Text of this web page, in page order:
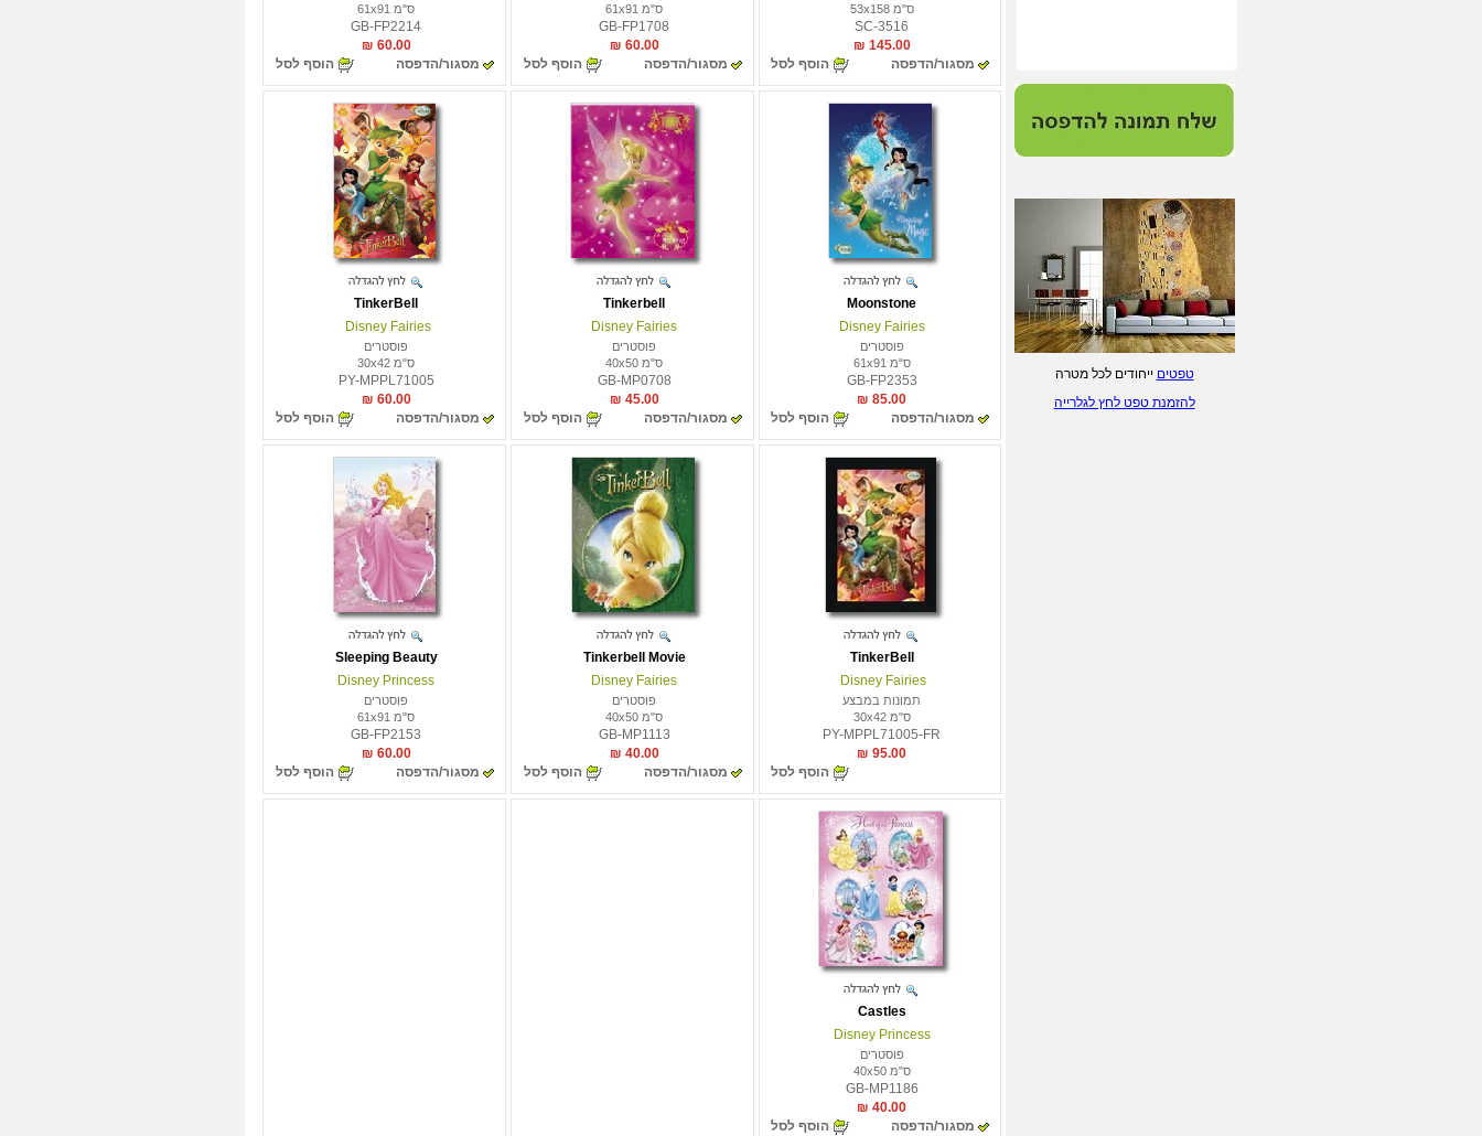
וסימולציה - לחץ/י לפרטים.
ישראלים - לחץ/י לפרטים.
הדפסת טפטים מעוצבים - לחץ/י
לפרטים
טפטים ייחודים לכל מטרה
להזמנת טפט לחץ לגלרייה
ס"מ 53x158
SC-3516
145.00 ₪
מסגור/הדפסה
הוסף לסל
ס"מ 61x91
GB-FP1708
60.00 ₪
מסגור/הדפסה
הוסף לסל
ס"מ 61x91
GB-FP2214
60.00 ₪
מסגור/הדפסה
הוסף לסל
Moonstone
Disney Fairies
פוסטרים
ס"מ 61x91
GB-FP2353
85.00 ₪
מסגור/הדפסה
הוסף לסל
Tinkerbell
Disney Fairies
פוסטרים
ס"מ 40x50
GB-MP0708
45.00 ₪
מסגור/הדפסה
הוסף לסל
TinkerBell
Disney Fairies
פוסטרים
ס"מ 30x42
PY-MPPL71005
60.00 ₪
מסגור/הדפסה
הוסף לסל
TinkerBell
Disney Fairies
תמונות במבצע
ס"מ 30x42
PY-MPPL71005-FR
95.00 ₪
הוסף לסל
Tinkerbell Movie
Disney Fairies
פוסטרים
ס"מ 40x50
GB-MP1113
40.00 ₪
מסגור/הדפסה
הוסף לסל
Sleeping Beauty
Disney Princess
פוסטרים
ס"מ 61x91
GB-FP2153
60.00 ₪
מסגור/הדפסה
הוסף לסל
Castles
Disney Princess
פוסטרים
ס"מ 40x50
GB-MP1186
40.00 ₪
מסגור/הדפסה
הוסף לסל